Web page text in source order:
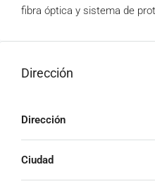
fibra óptica y sistema de
Dirección
Dirección
Ciudad